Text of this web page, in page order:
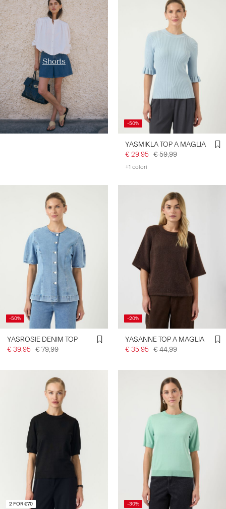
Shorts
it/acquista-per-
categoria/shorts/
-50%
YASMIKLA TOP A MAGLIA
€ 29,95 € 59,99
+1 colori
-50%
YASROSIE DENIM TOP
€ 39,95 € 79,99
-20%
YASANNE TOP A MAGLIA
€ 35,95 € 44,99
2 FOR €70 -30%